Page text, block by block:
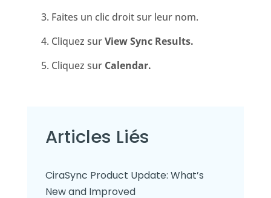
Faites un clic droit sur leur nom.
Cliquez surView Sync Results.
Cliquez sur Calendar.
Articles Liés
CiraSync Product Update: What’s
New and Improved